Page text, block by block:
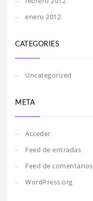
enero 2012
CATEGORIES
Uncategorized
META
Acceder
Feed de entradas
Feed de comentarios
WordPress.org